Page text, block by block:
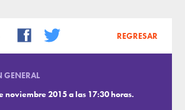
REGRESAR
GENERAL
noviembre 2015 a las 17:30 horas.